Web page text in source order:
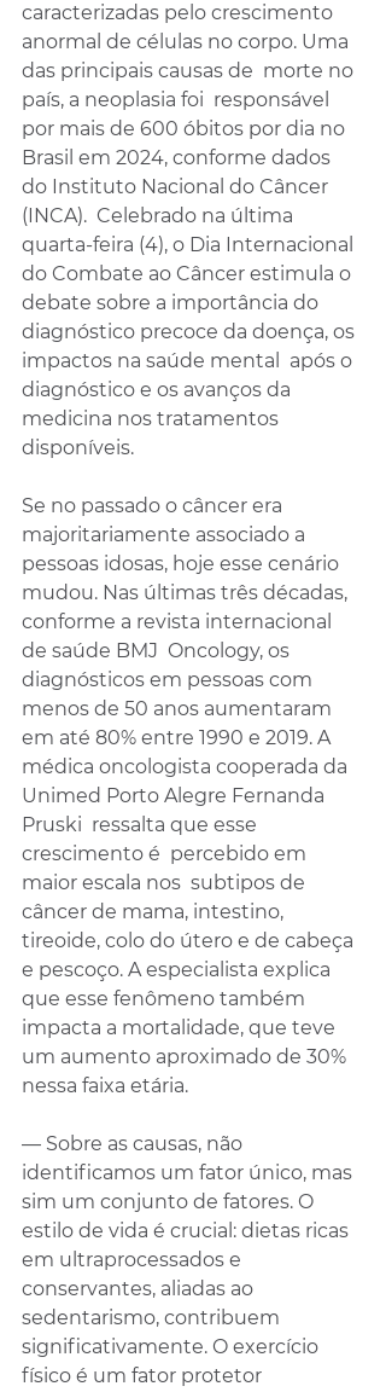
caracterizadas pelo crescimento
anormal de células no corpo. Uma
das principais causas de  morte no
país, a neoplasia foi  responsável
por mais de 600 óbitos por dia no
Brasil em 2024, conforme dados
do Instituto Nacional do Câncer
(INCA).  Celebrado na última
quarta-feira (4), o Dia Internacional
do Combate ao Câncer estimula o
debate sobre a importância do
diagnóstico precoce da doença, os
impactos na saúde mental  após o
diagnóstico e os avanços da
medicina nos tratamentos
disponíveis.
Se no passado o câncer era
majoritariamente associado a
pessoas idosas, hoje esse cenário
mudou. Nas últimas três décadas,
conforme a revista internacional
de saúde BMJ  Oncology, os
diagnósticos em pessoas com
menos de 50 anos aumentaram
em até 80% entre 1990 e 2019. A
médica oncologista cooperada da
Unimed Porto Alegre Fernanda
Pruski  ressalta que esse
crescimento é  percebido em
maior escala nos  subtipos de
câncer de mama, intestino,
tireoide, colo do útero e de cabeça
e pescoço. A especialista explica
que esse fenômeno também
impacta a mortalidade, que teve
um aumento aproximado de 30%
nessa faixa etária.
— Sobre as causas, não
identificamos um fator único, mas
sim um conjunto de fatores. O
estilo de vida é crucial: dietas ricas
em ultraprocessados e
conservantes, aliadas ao
sedentarismo, contribuem
significativamente. O exercício
físico é um fator protetor